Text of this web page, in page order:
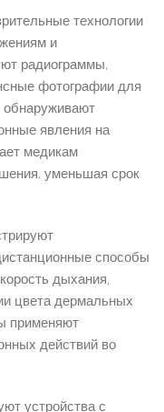
технологии
и
радиограммы,
фотографии для
обнаруживают
явления на
медикам
уменьшая срок
способы
дыхания,
цвета дермальных
применяют
действий во
устройства с